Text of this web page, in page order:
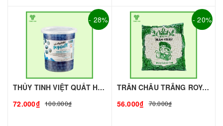
- 28%
THỦY TINH VIỆT QUẤT HÙNG CHƯƠNG - 1kg | Topping làm Trà Sữa - TOBEE FOOD
72.000₫ 100.000₫
- 20%
TRÂN CHÂU TRẮNG ROYAL - 500g - ROYAL | Topping làm Trà Sữa - TOBEE FOOD
56.000₫
70.000₫